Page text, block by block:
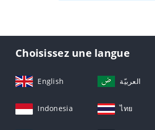
Choisissez une langue
English العربيّة
Indonesia ไทย